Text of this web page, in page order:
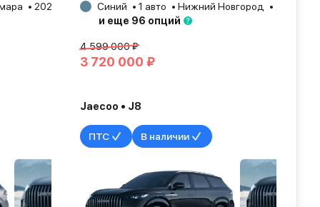
2025 Синий 1 авто Нижний Новгород
и еще 96 опций
4 599 000 ₽
3 720 000 ₽
Jaecoo • J8
ПТС В наличии